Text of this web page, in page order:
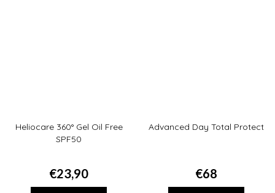
Heliocare 360° Gel Oil Free
SPF50
€23,90
Advanced Day Total Protect
€68